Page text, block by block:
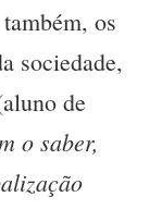
os
sociedade,
de
o saber,